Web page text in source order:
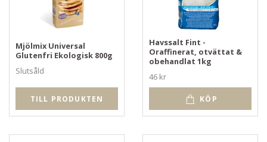
Mjölmix Universal
Glutenfri Ekologisk 800g
Slutsåld
TILL PRODUKTEN
Havssalt Fint -
Oraffinerat, otvättat &
obehandlat 1kg
46 kr
KÖP